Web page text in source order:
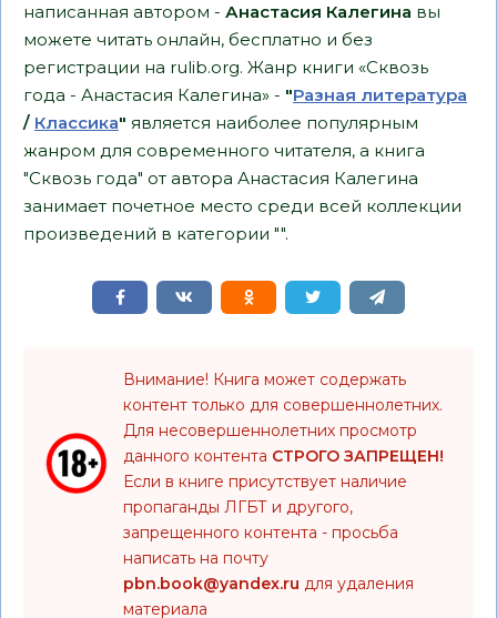
написанная автором - Анастасия Калегина вы
можете читать онлайн, бесплатно и без
регистрации на rulib.org. Жанр книги «Сквозь
года - Анастасия Калегина» - "Разная литература
/ Классика" является наиболее популярным
жанром для современного читателя, а книга
"Сквозь года" от автора Анастасия Калегина
занимает почетное место среди всей коллекции
произведений в категории "".
Внимание! Книга может содержать
контент только для совершеннолетних.
Для несовершеннолетних просмотр
данного контента СТРОГО ЗАПРЕЩЕН!
Если в книге присутствует наличие
пропаганды ЛГБТ и другого,
запрещенного контента - просьба
написать на почту
pbn.book@yandex.ru для удаления
материала